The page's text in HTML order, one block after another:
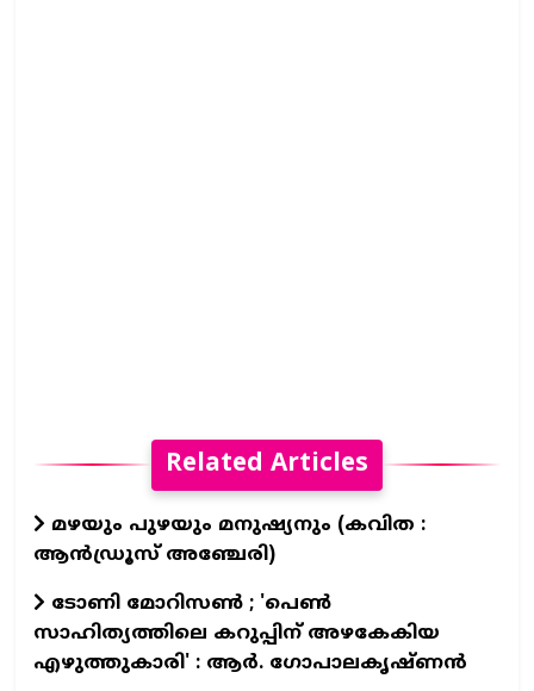
Related Articles
മഴയും പുഴയും മനുഷ്യനും (കവിത :
ആൻഡ്രൂസ് അഞ്ചേരി)
ടോണി മോറിസൺ ; 'പെൺ
സാഹിത്യത്തിലെ കറുപ്പിന് അഴകേകിയ
എഴുത്തുകാരി' : ആർ. ഗോപാലകൃഷ്ണൻ